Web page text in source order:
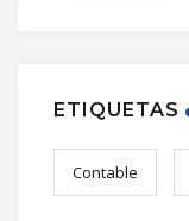
ETIQUETAS
Contable